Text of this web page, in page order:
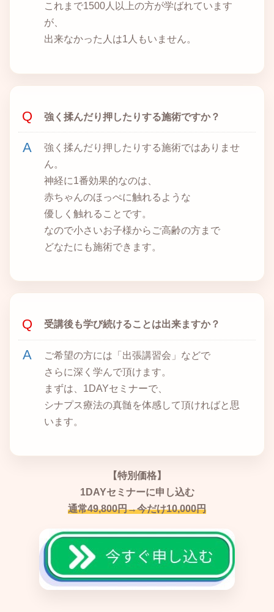
これまで1500人以上の方が学ばれています
が、
出来なかった人は1人もいません。
強く揉んだり押したりする施術ですか？
強く揉んだり押したりする施術ではありませ
ん。
神経に1番効果的なのは、
赤ちゃんのほっぺに触れるような
優しく触れることです。
なので小さいお子様からご高齢の方まで
どなたにも施術できます。
受講後も学び続けることは出来ますか？
ご希望の方には「出張講習会」などで
さらに深く学んで頂けます。
まずは、1DAYセミナーで、
シナプス療法の真髄を体感して頂ければと思
います。
【特別価格】
1DAYセミナーに申し込む
通常49,800円→今だけ10,000円